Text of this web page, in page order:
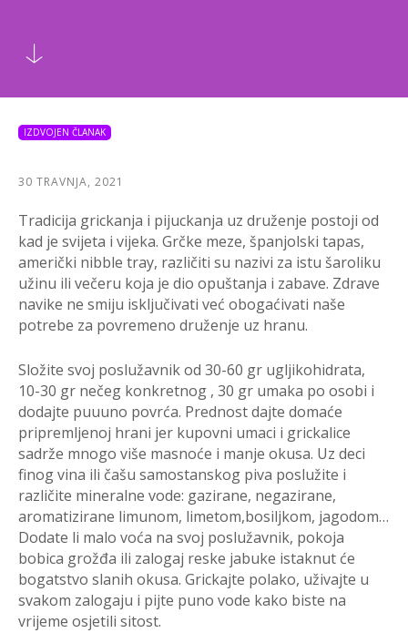
IZDVOJEN ČLANAK
30 TRAVNJA, 2021
Tradicija grickanja i pijuckanja uz druženje postoji od
kad je svijeta i vijeka. Grčke meze, španjolski tapas,
američki nibble tray, različiti su nazivi za istu šaroliku
užinu ili večeru koja je dio opuštanja i zabave. Zdrave
navike ne smiju isključivati već obogaćivati naše
potrebe za povremeno druženje uz hranu.
Složite svoj poslužavnik od 30-60 gr ugljikohidrata,
10-30 gr nečeg konkretnog , 30 gr umaka po osobi i
dodajte puuuno povrća. Prednost dajte domaće
pripremljenoj hrani jer kupovni umaci i grickalice
sadrže mnogo više masnoće i manje okusa. Uz deci
finog vina ili čašu samostanskog piva poslužite i
različite mineralne vode: gazirane, negazirane,
aromatizirane limunom, limetom,bosiljkom, jagodom…
Dodate li malo voća na svoj poslužavnik, pokoja
bobica grožđa ili zalogaj reske jabuke istaknut će
bogatstvo slanih okusa. Grickajte polako, uživajte u
svakom zalogaju i pijte puno vode kako biste na
vrijeme osjetili sitost.